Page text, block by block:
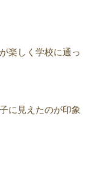
楽しく学校に通っ
に見えたのが印象